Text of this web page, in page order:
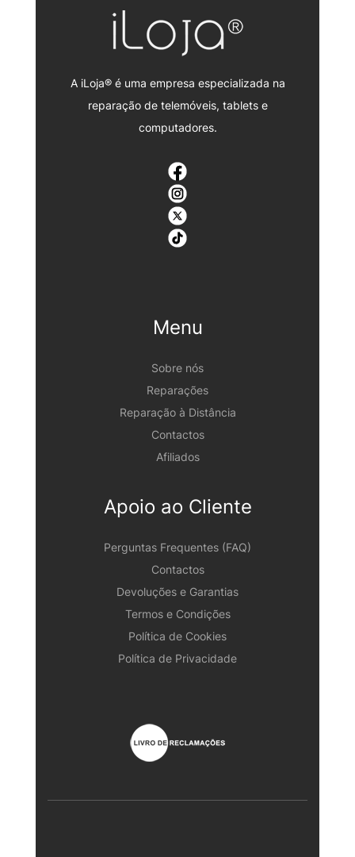
A iLoja® é uma empresa especializada na
reparação de telemóveis, tablets e
computadores.
Menu
Sobre nós
Reparações
Reparação à Distância
Contactos
Afiliados
Apoio ao Cliente
Perguntas Frequentes (FAQ)
Contactos
Devoluções e Garantias
Termos e Condições
Política de Cookies
Política de Privacidade